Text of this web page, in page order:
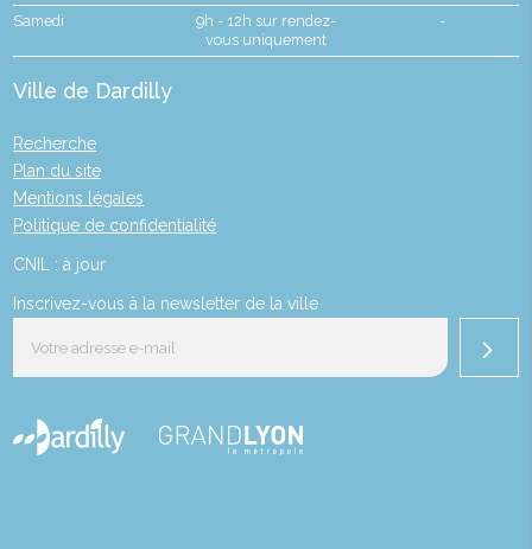
Samedi
9h - 12h sur rendez-
vous uniquement
-
Ville de Dardilly
Recherche
Plan du site
Mentions légales
Politique de confidentialité
CNIL : à jour
Inscrivez-vous à la newsletter de la ville